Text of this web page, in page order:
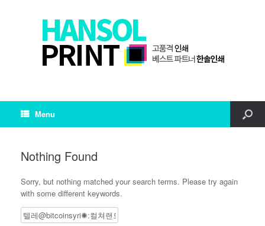
Menu
Nothing Found
Sorry, but nothing matched your search terms. Please try again
with some different keywords.
Search